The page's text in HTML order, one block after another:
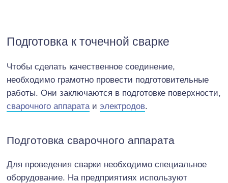
Подготовка к точечной сварке
Чтобы сделать качественное соединение,
необходимо грамотно провести подготовительные
работы. Они заключаются в подготовке поверхности,
сварочного аппаратаи электродов.
Подготовка сварочного аппарата
Для проведения сварки необходимо специальное
оборудование. На предприятиях используют